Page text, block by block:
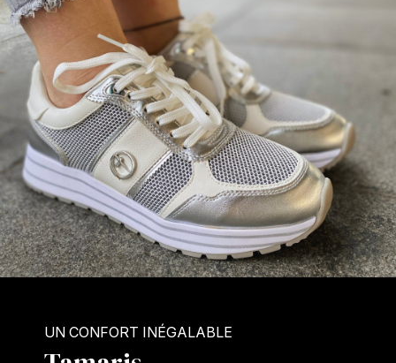
UN CONFORT INÉGALABLE